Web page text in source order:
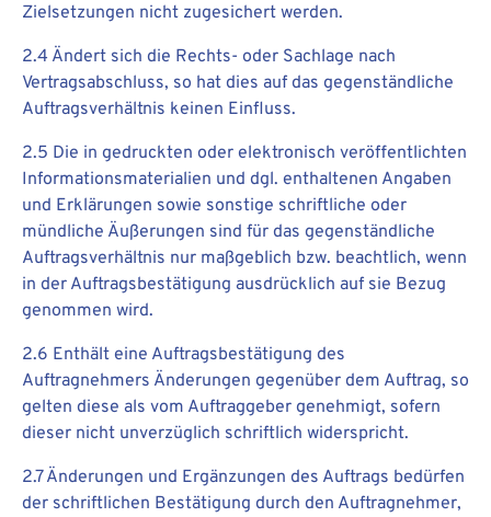
Zielsetzungen nicht zugesichert werden.
2.4 Ändert sich die Rechts- oder Sachlage nach
Vertragsabschluss, so hat dies auf das gegenständliche
Auftragsverhältnis keinen Einfluss.
2.5 Die in gedruckten oder elektronisch veröffentlichten
Informationsmaterialien und dgl. enthaltenen Angaben
und Erklärungen sowie sonstige schriftliche oder
mündliche Äußerungen sind für das gegenständliche
Auftragsverhältnis nur maßgeblich bzw. beachtlich, wenn
in der Auftragsbestätigung ausdrücklich auf sie Bezug
genommen wird.
2.6 Enthält eine Auftragsbestätigung des
Auftragnehmers Änderungen gegenüber dem Auftrag, so
gelten diese als vom Auftraggeber genehmigt, sofern
dieser nicht unverzüglich schriftlich widerspricht.
2.7 Änderungen und Ergänzungen des Auftrags bedürfen
der schriftlichen Bestätigung durch den Auftragnehmer,